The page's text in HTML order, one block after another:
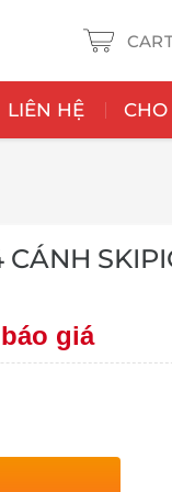
LIÊN HỆ CHO
CÁNH
giá